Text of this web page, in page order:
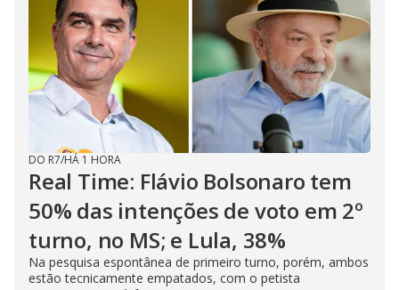
DO R7/HÁ 1 HORA
Real Time: Flávio Bolsonaro tem
50% das intenções de voto em 2º
turno, no MS; e Lula, 38%
Na pesquisa espontânea de primeiro turno, porém, ambos
estão tecnicamente empatados, com o petista